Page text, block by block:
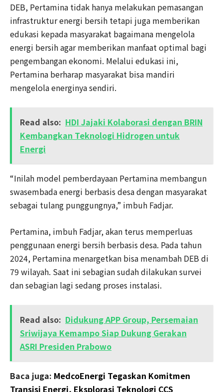
DEB, Pertamina tidak hanya melakukan pemasangan
infrastruktur energi bersih tetapi juga memberikan
edukasi kepada masyarakat bagaimana mengelola
energi bersih agar memberikan manfaat optimal bagi
pengembangan ekonomi. Melalui edukasi ini,
Pertamina berharap masyarakat bisa mandiri
mengelola energinya sendiri.
Read also: HDI Jajaki Kolaborasi dengan BRIN
Kembangkan Teknologi Hidrogen untuk
Energi
“Inilah model pemberdayaan Pertamina membangun
swasembada energi berbasis desa dengan masyarakat
sebagai tulang punggungnya,” imbuh Fadjar.
Pertamina, imbuh Fadjar, akan terus memperluas
penggunaan energi bersih berbasis desa. Pada tahun
2024, Pertamina menargetkan bisa menambah DEB di
79 wilayah. Saat ini sebagian sudah dilakukan survei
dan sebagian lagi sedang proses instalasi.
Read also: Didukung APP Group, Persemaian
Sriwijaya Kemampo Siap Dukung Gerakan
ASRI Presiden Prabowo
Baca juga: MedcoEnergi Tegaskan Komitmen
Transisi Energi, Eksplorasi Teknologi CCS